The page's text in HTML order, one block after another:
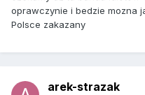
oprawczynie i bedzie mozna
Polsce zakazany
arek-strazak